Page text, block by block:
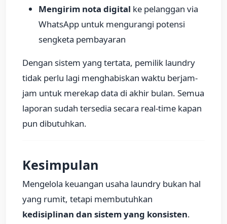
Mengirim nota digital ke pelanggan via
WhatsApp untuk mengurangi potensi
sengketa pembayaran
Dengan sistem yang tertata, pemilik laundry
tidak perlu lagi menghabiskan waktu berjam-
jam untuk merekap data di akhir bulan. Semua
laporan sudah tersedia secara real-time kapan
pun dibutuhkan.
Kesimpulan
Mengelola keuangan usaha laundry bukan hal
yang rumit, tetapi membutuhkan
kedisiplinan dan sistem yang konsisten.